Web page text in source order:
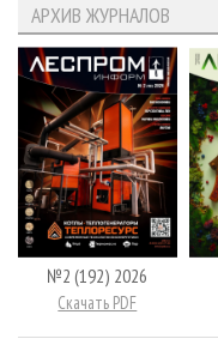
АРХИВ ЖУРНАЛОВ
№2 (192) 2026
Скачать PDF